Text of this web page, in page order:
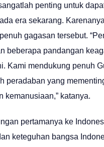
penting untuk
era sekarang.
gagasan tersebut.
beberapa pandangan
Kami mendukung penuh
peradaban yang
kemanusiaan,” katanya.
pertamanya ke
keteguhan bangsa